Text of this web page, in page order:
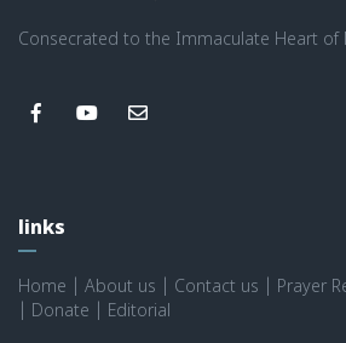
Consecrated to the Immaculate Heart of
links
Home About us Contact us Prayer
Donate Editorial